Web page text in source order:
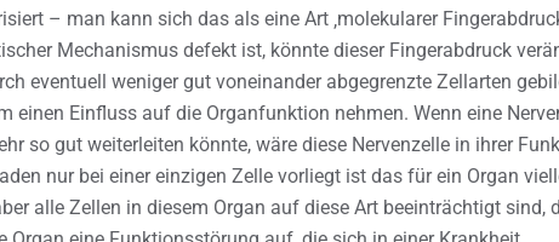
– man kann sich das als eine Art ‚molekularer
Mechanismus defekt ist, könnte dieser Fingerabdruck
eventuell weniger gut voneinander abgegrenzte Zellarten
einen Einfluss auf die Organfunktion nehmen. Wenn eine
so gut weiterleiten könnte, wäre diese Nervenzelle in ihrer
nur bei einer einzigen Zelle vorliegt ist das für ein Organ
alle Zellen in diesem Organ auf diese Art beeinträchtigt sind,